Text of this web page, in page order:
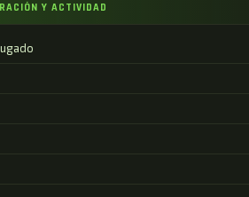
Y ACTIVIDAD